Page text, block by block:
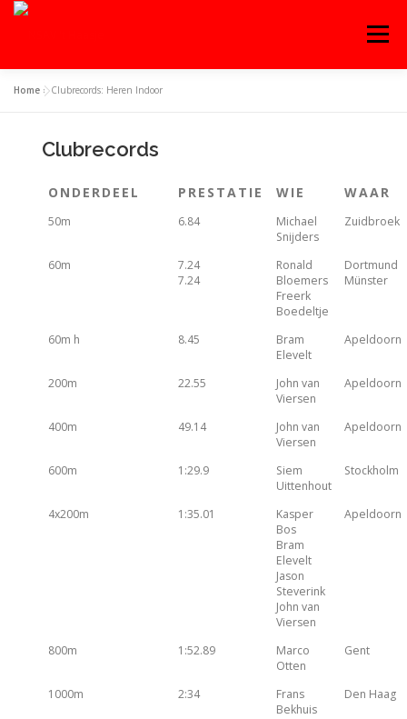
Menu
Home »Clubrecords: Heren Indoor
Clubrecords
ONDERDEEL PRESTATIE WIE WAAR
50m 6.84
Michael
Snijders
Zuidbroek
60m
7.24
7.24
Ronald
Bloemers
Freerk
Boedeltje
Dortmund
Münster
60m h 8.45
Bram
Elevelt
Apeldoorn
200m 22.55
John van
Viersen
Apeldoorn
400m 49.14
John van
Viersen
Apeldoorn
600m 1:29.9
Siem
Uittenhout
Stockholm
4x200m 1:35.01
Kasper
Bos
Bram
Elevelt
Jason
Steverink
John van
Viersen
Apeldoorn
800m 1:52.89
Marco
Otten
Gent
1000m 2:34
Frans
Bekhuis
Den Haag